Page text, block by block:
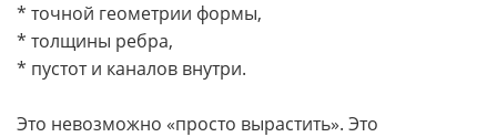
* точной геометрии формы,
* толщины ребра,
* пустот и каналов внутри.
Это невозможно «просто вырастить». Это